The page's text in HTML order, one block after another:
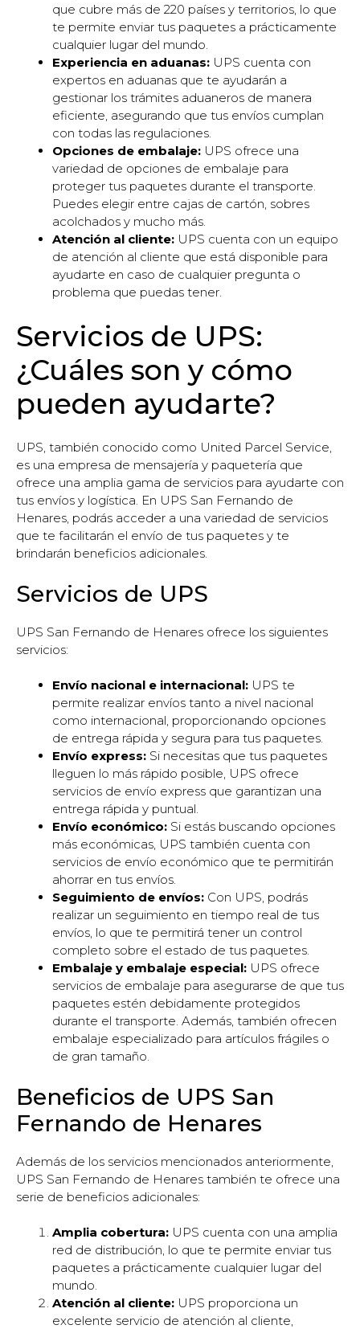
que cubre más de 220 países y territorios, lo que
te permite enviar tus paquetes a prácticamente
cualquier lugar del mundo.
Experiencia en aduanas: UPS cuenta con
expertos en aduanas que te ayudarán a
gestionar los trámites aduaneros de manera
eficiente, asegurando que tus envíos cumplan
con todas las regulaciones.
Opciones de embalaje: UPS ofrece una
variedad de opciones de embalaje para
proteger tus paquetes durante el transporte.
Puedes elegir entre cajas de cartón, sobres
acolchados y mucho más.
Atención al cliente: UPS cuenta con un equipo
de atención al cliente que está disponible para
ayudarte en caso de cualquier pregunta o
problema que puedas tener.
Servicios de UPS:
¿Cuáles son y cómo
pueden ayudarte?
UPS, también conocido como United Parcel Service,
es una empresa de mensajería y paquetería que
ofrece una amplia gama de servicios para ayudarte con
tus envíos y logística. En UPS San Fernando de
Henares, podrás acceder a una variedad de servicios
que te facilitarán el envío de tus paquetes y te
brindarán beneficios adicionales.
Servicios de UPS
UPS San Fernando de Henares ofrece los siguientes
servicios:
Envío nacional e internacional: UPS te
permite realizar envíos tanto a nivel nacional
como internacional, proporcionando opciones
de entrega rápida y segura para tus paquetes.
Envío express: Si necesitas que tus paquetes
lleguen lo más rápido posible, UPS ofrece
servicios de envío express que garantizan una
entrega rápida y puntual.
Envío económico: Si estás buscando opciones
más económicas, UPS también cuenta con
servicios de envío económico que te permitirán
ahorrar en tus envíos.
Seguimiento de envíos: Con UPS, podrás
realizar un seguimiento en tiempo real de tus
envíos, lo que te permitirá tener un control
completo sobre el estado de tus paquetes.
Embalaje y embalaje especial: UPS ofrece
servicios de embalaje para asegurarse de que tus
paquetes estén debidamente protegidos
durante el transporte. Además, también ofrecen
embalaje especializado para artículos frágiles o
de gran tamaño.
Beneficios de UPS San
Fernando de Henares
Además de los servicios mencionados anteriormente,
UPS San Fernando de Henares también te ofrece una
serie de beneficios adicionales:
Amplia cobertura: UPS cuenta con una amplia
red de distribución, lo que te permite enviar tus
paquetes a prácticamente cualquier lugar del
mundo.
Atención al cliente: UPS proporciona un
excelente servicio de atención al cliente,